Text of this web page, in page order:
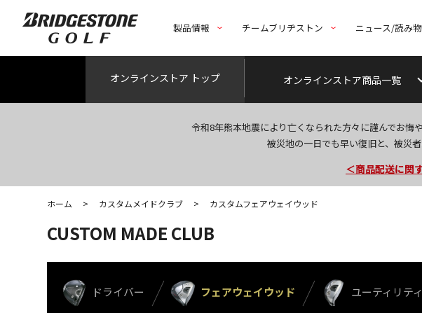
製品情報 チームブリヂストン ニュース/読み物
オンラインストア トップ オンラインストア商品一覧
令和8年熊本地震により亡くなられた方々に謹んでお悔
被災地の一日でも早い復旧と、被災
＜夏季休暇中の
今なら新規会員
＜商品配送に関
ホーム > カスタムメイドクラブ > カスタムフェアウェイウッド
CUSTOM MADE CLUB
ドライバー フェアウェイウッド ユーティリテ